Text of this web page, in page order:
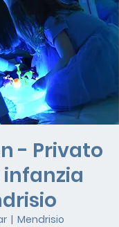
- Privato
infanzia
  |
Mendrisio